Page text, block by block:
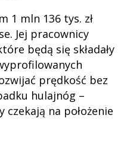
1 mln 136 tys. zł
Jej pracownicy
będą się składały
prędkość bez
hulajnóg –
czekają na położenie